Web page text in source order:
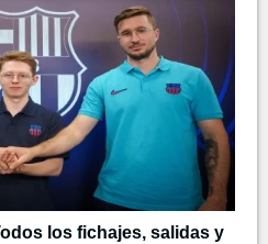
los fichajes, salidas y